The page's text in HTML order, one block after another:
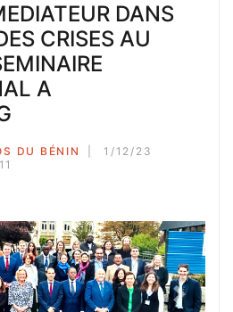
DANS
CRISES AU
A
DU BÉNIN
1/12/23
Next